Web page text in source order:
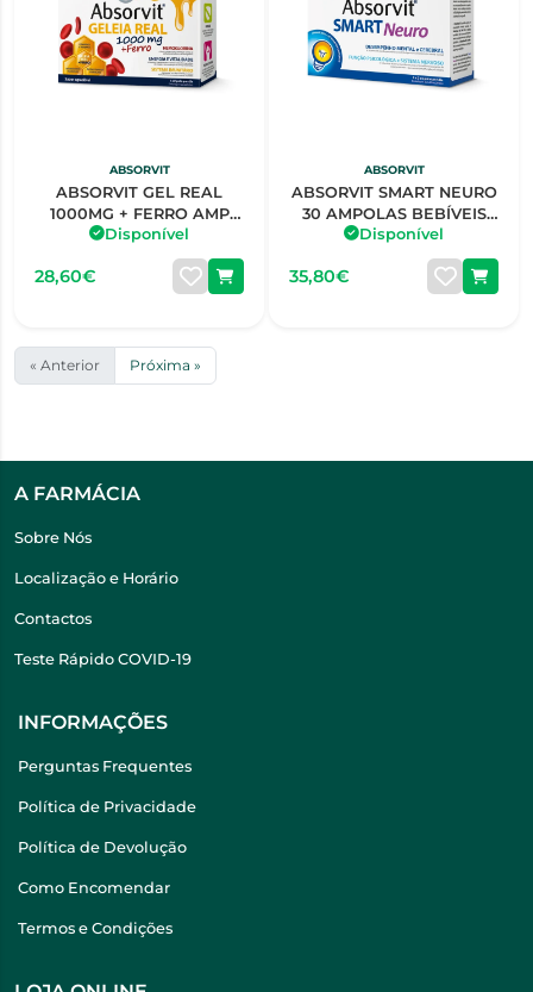
ABSORVIT
ABSORVIT GEL REAL
1000MG + FERRO AMP
X20
Disponível
28,60€
ABSORVIT
ABSORVIT SMART NEURO
30 AMPOLAS BEBÍVEIS
10ML
Disponível
35,80€
« Anterior Próxima »
A FARMÁCIA
Sobre Nós
Localização e Horário
Contactos
Teste Rápido COVID-19
INFORMAÇÕES
Perguntas Frequentes
Política de Privacidade
Política de Devolução
Como Encomendar
Termos e Condições